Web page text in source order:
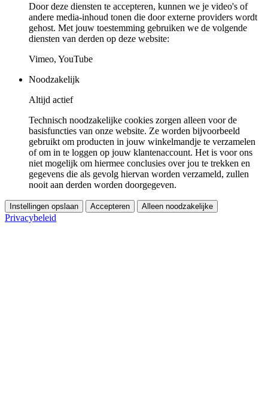
Door deze diensten te accepteren, kunnen we je video's of
andere media-inhoud tonen die door externe providers wordt
gehost. Met jouw toestemming gebruiken we de volgende
diensten van derden op deze website:
Vimeo, YouTube
Noodzakelijk
Altijd actief
Technisch noodzakelijke cookies zorgen alleen voor de
basisfuncties van onze website. Ze worden bijvoorbeeld
gebruikt om producten in jouw winkelmandje te verzamelen
of om in te loggen op jouw klantenaccount. Het is voor ons
niet mogelijk om hiermee conclusies over jou te trekken en
gegevens die als gevolg hiervan worden verzameld, zullen
nooit aan derden worden doorgegeven.
Instellingen opslaan Accepteren Alleen noodzakelijke
Privacybeleid